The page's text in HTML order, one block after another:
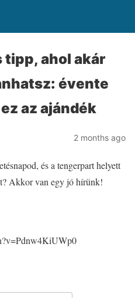
ahol akár
évente
az ajándék
2 months ago
és a tengerpart helyett
Akkor van egy jó hírünk!